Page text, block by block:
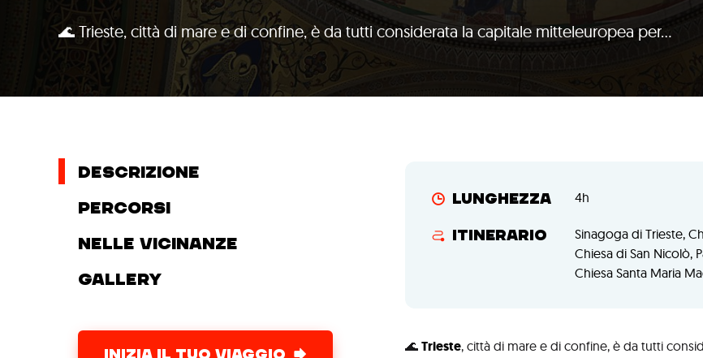
🌊 Trieste, città di mare e di confine, è da tutti considerata la capitale mitteleuropea per…
Descrizione
Percorsi
Nelle vicinanze
Gallery
Lunghezza 4h
Itinerario
Sinagoga di Trieste,
Chiesa di San Nicolò,
Chiesa Santa Maria
🌊 Trieste, città di mare e di confine, è da tutti